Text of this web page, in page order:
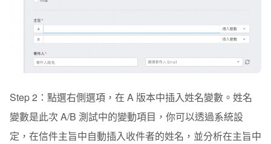
Step 2：點選右側選項，在 A 版本中插入姓名變數。姓名
變數是此次 A/B 測試中的變動項目，你可以透過系統設
定，在信件主旨中自動插入收件者的姓名，並分析在主旨中